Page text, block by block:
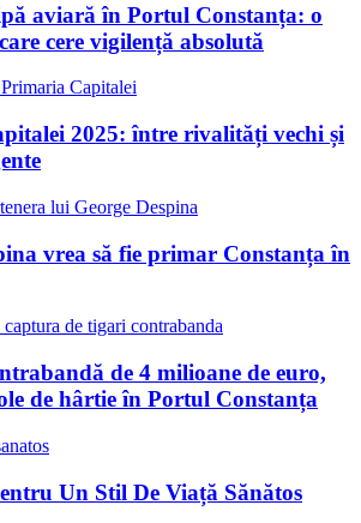
aviară în Portul Constanța: o
cere vigilență absolută
2025: între rivalități vechi și
vrea să fie primar Constanța în
de 4 milioane de euro,
de hârtie în Portul Constanța
Un Stil De Viață Sănătos